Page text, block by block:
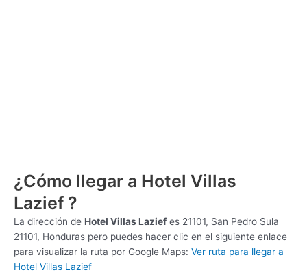
¿Cómo llegar a Hotel Villas
Lazief ?
La dirección de Hotel Villas Lazief es 21101, San Pedro Sula
21101, Honduras pero puedes hacer clic en el siguiente enlace
para visualizar la ruta por Google Maps: Ver ruta para llegar a
Hotel Villas Lazief